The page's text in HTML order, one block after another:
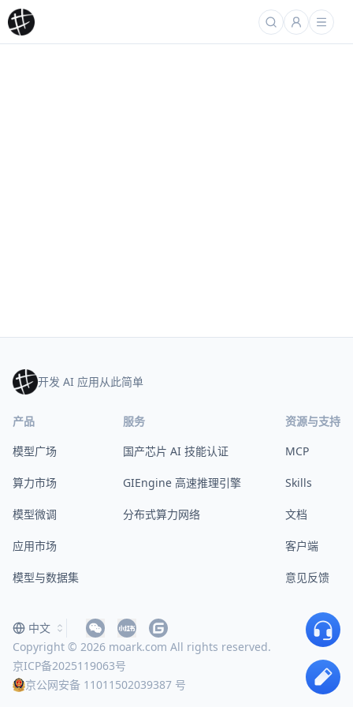
开发 AI 应用从此简单
产品
模型广场
算力市场
模型微调
应用市场
模型与数据集
服务
国产芯片 AI 技能认证
GIEngine 高速推理引擎
分布式算力网络
资源与支持
MCP
Skills
文档
客户端
意见反馈
Copyright © 2026 moark.com All rights reserved.
京ICP备2025119063号
京公网安备 11011502039387 号
中文